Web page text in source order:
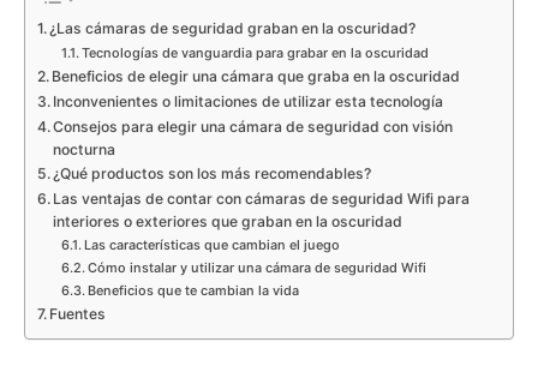
¿Las cámaras de seguridad graban en la oscuridad?
Tecnologías de vanguardia para grabar en la oscuridad
Beneficios de elegir una cámara que graba en la oscuridad
Inconvenientes o limitaciones de utilizar esta tecnología
Consejos para elegir una cámara de seguridad con visión
nocturna
¿Qué productos son los más recomendables?
Las ventajas de contar con cámaras de seguridad Wifi para
interiores o exteriores que graban en la oscuridad
Las características que cambian el juego
Cómo instalar y utilizar una cámara de seguridad Wifi
Beneficios que te cambian la vida
Fuentes